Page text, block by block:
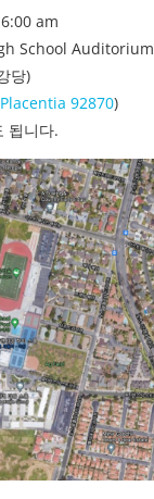
am
School Auditorium
당)
92870)
됩니다.